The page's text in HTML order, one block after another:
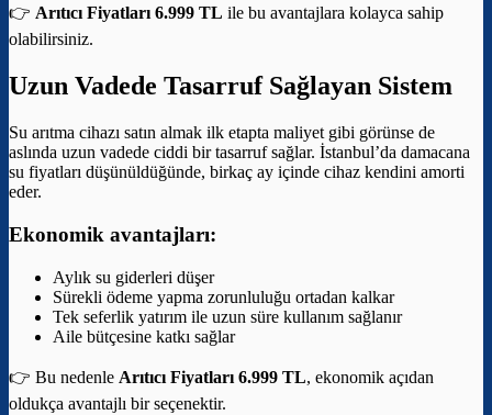
👉 Arıtıcı Fiyatları 6.999 TL ile bu avantajlara kolayca sahip
olabilirsiniz.
Uzun Vadede Tasarruf Sağlayan Sistem
Su arıtma cihazı satın almak ilk etapta maliyet gibi görünse de
aslında uzun vadede ciddi bir tasarruf sağlar. İstanbul’da damacana
su fiyatları düşünüldüğünde, birkaç ay içinde cihaz kendini amorti
eder.
Ekonomik avantajları:
Aylık su giderleri düşer
Sürekli ödeme yapma zorunluluğu ortadan kalkar
Tek seferlik yatırım ile uzun süre kullanım sağlanır
Aile bütçesine katkı sağlar
👉 Bu nedenle Arıtıcı Fiyatları 6.999 TL, ekonomik açıdan
oldukça avantajlı bir seçenektir.